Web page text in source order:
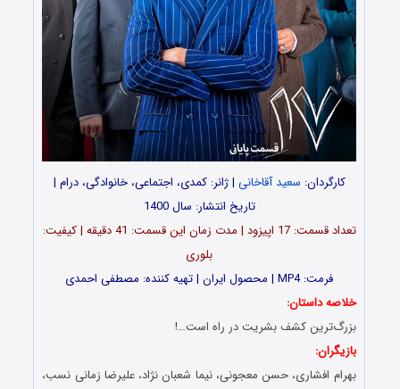
کارگردان: سعید آقاخانی | ژانر: کمدی، اجتماعی، خانوادگی، درام |
تاریخ انتشار: سال 1400
تعداد قسمت: 17 اپیزود | مدت زمان این قسمت: 41 دقیقه | کیفیت:
بلوری
فرمت: MP4 | محصول ایران | تهیه کننده: مصطفی احمدی
خلاصه داستان:
بزرگ‌ترین کشف بشریت در راه است…!
بازیگران:
بهرام افشاری، حسن معجونی، نیما شعبان نژاد، علیرضا زمانی نسب،